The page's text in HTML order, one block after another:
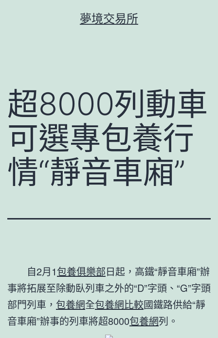
夢境交易所
超8000列動車
可選專包養行
情“靜音車廂”
自2月1包養俱樂部日起，高鐵“靜音車廂”辦
事將拓展至除動臥列車之外的“D”字頭、“G”字頭
部門列車， 包養網全包養網比較國鐵路供給“靜
音車廂”辦事的列車將超8000包養網列。